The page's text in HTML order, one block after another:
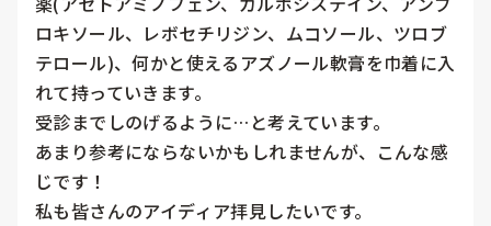
ロキソール、レボセチリジン、ムコソール、ツロブ
テロール)、何かと使えるアズノール軟膏を巾着に入
れて持っていきます。
受診までしのげるように…と考えています。
あまり参考にならないかもしれませんが、こんな感
じです！
私も皆さんのアイディア拝見したいです。